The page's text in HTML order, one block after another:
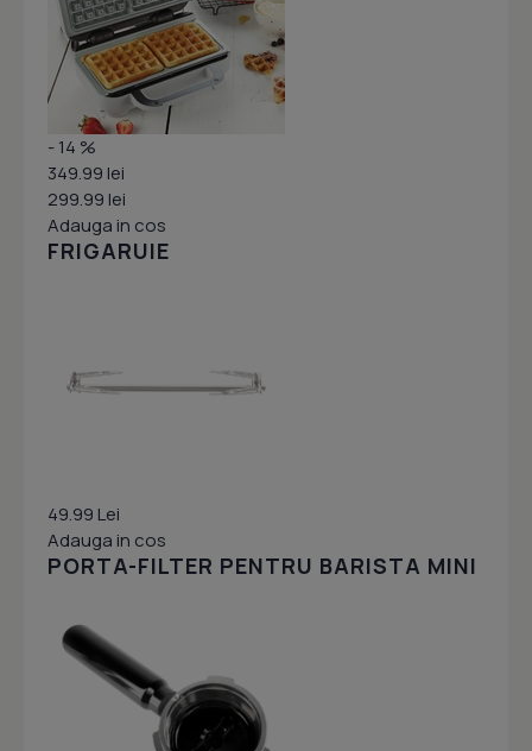
- 14 %
349.99 lei
299.99 lei
Adauga in cos
FRIGARUIE
49.99 Lei
Adauga in cos
PORTA-FILTER PENTRU BARISTA MINI